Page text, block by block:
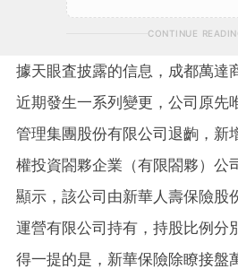
CONTINUE
據天眼査披露的信息，成都萬達
近期發生一系列變更，公司原先
管理集團股份有限公司退齣，新
權投資閤夥企業（有限閤夥）公
顯示，該公司由新華人壽保險股
運營有限公司持有，持股比例分
得一提的是，新華保險除瞭接盤